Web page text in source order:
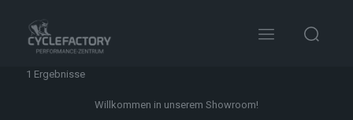
1 Ergebnisse
Willkommen in unserem Showroom!